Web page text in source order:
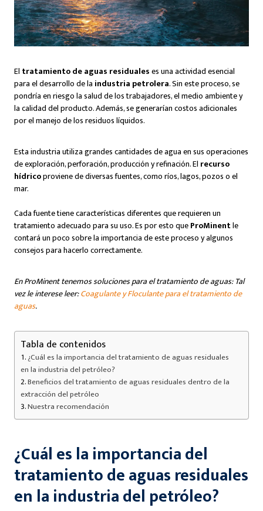
El tratamiento de aguas residualeses una actividad esencial
para el desarrollo de la industria petrolera. Sin este proceso, se
pondría en riesgo la salud de los trabajadores, el medio ambiente y
la calidad del producto. Además, se generarían costos adicionales
por el manejo de los residuos líquidos.
Esta industria utiliza grandes cantidades de agua en sus operaciones
de exploración, perforación, producción y refinación. El recurso
hídricoproviene de diversas fuentes, como ríos, lagos, pozos o el
mar.
Cada fuente tiene características diferentes que requieren un
tratamiento adecuado para su uso. Es por esto queProMinentle
contará un poco sobre la importancia de este proceso y algunos
consejos para hacerlo correctamente.
En ProMinent tenemos soluciones para el tratamiento de aguas: Tal
vez le interese leer:Coagulante y Floculante para el tratamiento de
aguas.
Tabla de contenidos
¿Cuál es la importancia del tratamiento de aguas residuales
en la industria del petróleo?
Beneficios del tratamiento de aguas residuales dentro de la
extracción del petróleo
Nuestra recomendación
¿Cuál es la importancia del
tratamiento de aguas residuales
en la industria del petróleo?